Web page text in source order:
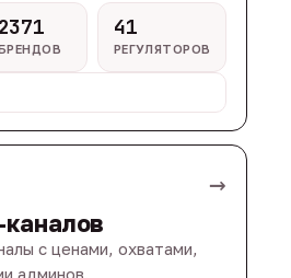
2371 41
РЕГУЛЯТОРОВ
→
каналов
с ценами, охватами,
админов.